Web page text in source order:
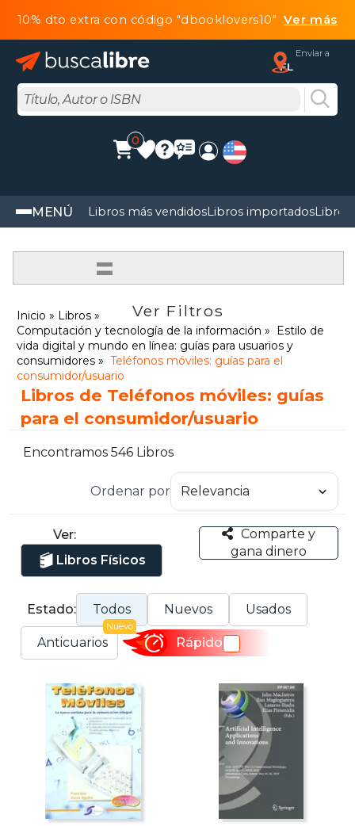
10% dto extra con código "dbooklovers10"Ver más
Enviar a
FL
0
MENÚ Libros más vendidosLibros importadosLibros
=
Ver Filtros
Inicio
Libros
Computación y tecnología de la información
Estilo de
vida digital y mundo en línea: guías para usuarios y
consumidores
Teléfonos móviles: guías para el
consumidor/usuario
Libros de Teléfonos móviles: guías
para el consumidor/usuario
Encontramos 546 Libros
Ordenar por
Ver:
Libros Físicos
Comparte y
gana dinero
Estado: Todos Nuevos Usados
Anticuarios
Nuevo
Rápido